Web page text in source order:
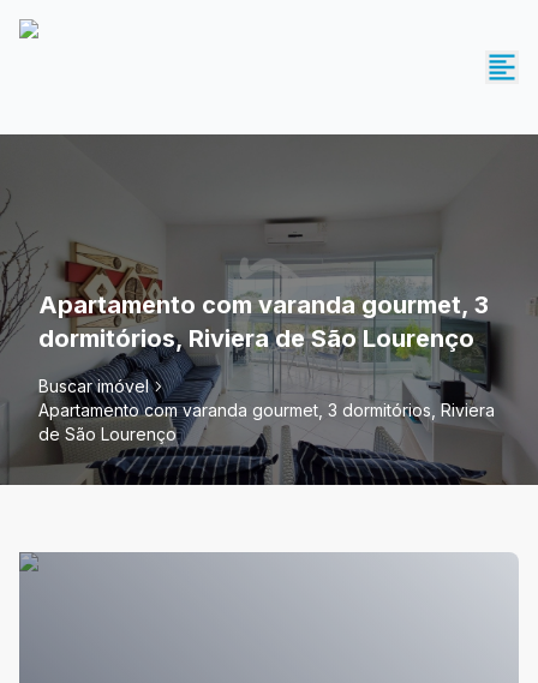
Apartamento com varanda gourmet, 3
dormitórios, Riviera de São Lourenço
Buscar imóvel
Apartamento com varanda gourmet, 3 dormitórios, Riviera
de São Lourenço